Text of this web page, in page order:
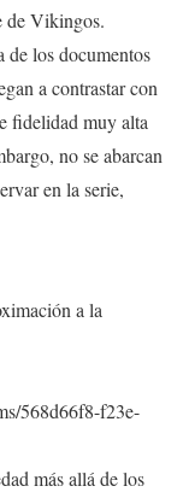
de Vikingos.
de los documentos
a contrastar con
fidelidad muy alta
no se abarcan
en la serie,
a la
568d66f8-f23e-
más allá de los